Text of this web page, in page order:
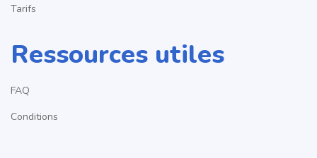
Tarifs
Ressources utiles
FAQ
Conditions